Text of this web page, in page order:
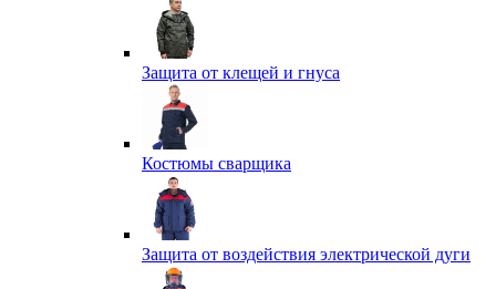
Защита от клещей и гнуса
Костюмы сварщика
Защита от воздействия электрической дуги